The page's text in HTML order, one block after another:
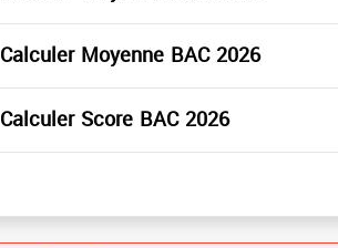
Calculer Moyenne BAC 2026
Calculer Score BAC 2026